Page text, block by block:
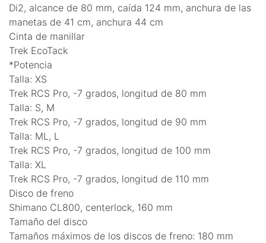
Di2, alcance de 80 mm, caída 124 mm, anchura de las
manetas de 41 cm, anchura 44 cm
Cinta de manillar
Trek EcoTack
*Potencia
Talla: XS
Trek RCS Pro, -7 grados, longitud de 80 mm
Talla: S, M
Trek RCS Pro, -7 grados, longitud de 90 mm
Talla: ML, L
Trek RCS Pro, -7 grados, longitud de 100 mm
Talla: XL
Trek RCS Pro, -7 grados, longitud de 110 mm
Disco de freno
Shimano CL800, centerlock, 160 mm
Tamaño del disco
Tamaños máximos de los discos de freno: 180 mm